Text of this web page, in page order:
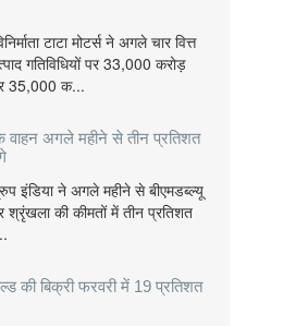
टाटा मोटर्स ने अगले चार वित्त
गतिविधियों पर 33,000 करोड़
35,000 क...
वाहन अगले महीने से तीन प्रतिशत
इंडिया ने अगले महीने से बीएमडब्ल्यू
श्रृंखला की कीमतों में तीन प्रतिशत
की बिक्री फरवरी में 19 प्रतिशत